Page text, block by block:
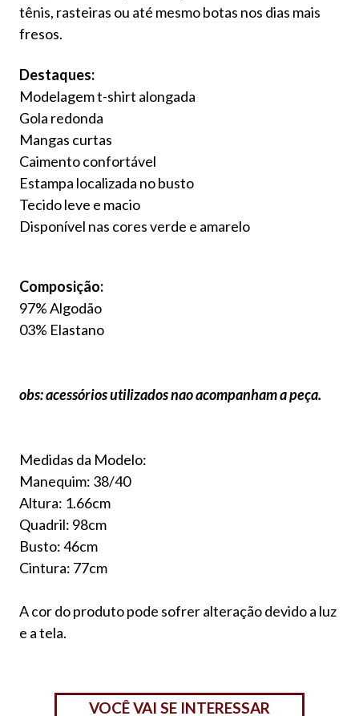
tênis, rasteiras ou até mesmo botas nos dias mais
fresos.
Destaques:
Modelagem t-shirt alongada
Gola redonda
Mangas curtas
Caimento confortável
Estampa localizada no busto
Tecido leve e macio
Disponível nas cores verde e amarelo
Composição:
97% Algodão
03% Elastano
obs: acessórios utilizados nao acompanham a peça.
Medidas da Modelo:
Manequim: 38/40
Altura: 1.66cm
Quadril: 98cm
Busto: 46cm
Cintura: 77cm
A cor do produto pode sofrer alteração devido a luz
e a tela.
VOCÊ VAI SE INTERESSAR